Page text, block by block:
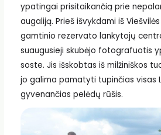
ypatingai prisitaikančią prie
augaliją. Prieš išvykdami iš
gamtinio rezervato lankytojų
suaugusieji skubėjo fotografuotis
soste. Jis išskobtas iš milžiniškos
jo galima pamatyti tupinčias visas
gyvenančias pelėdų rūšis.